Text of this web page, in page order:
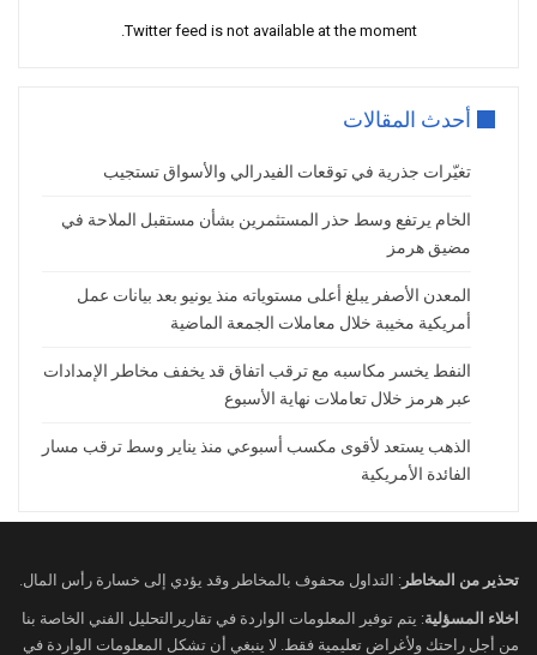
Twitter feed is not available at the moment.
أحدث المقالات
تغيّرات جذرية في توقعات الفيدرالي والأسواق تستجيب
الخام يرتفع وسط حذر المستثمرين بشأن مستقبل الملاحة في
مضيق هرمز
المعدن الأصفر يبلغ أعلى مستوياته منذ يونيو بعد بيانات عمل
أمريكية مخيبة خلال معاملات الجمعة الماضية
النفط يخسر مكاسبه مع ترقب اتفاق قد يخفف مخاطر الإمدادات
عبر هرمز خلال تعاملات نهاية الأسبوع
الذهب يستعد لأقوى مكسب أسبوعي منذ يناير وسط ترقب مسار
الفائدة الأمريكية
تحذير من المخاطر : التداول محفوف بالمخاطر وقد يؤدي إلى خسارة رأس المال.
اخلاء المسؤلية: يتم توفير المعلومات الواردة في تقاريرالتحليل الفني الخاصة بنا
من أجل راحتك ولأغراض تعليمية فقط. لا ينبغي أن تشكل المعلومات الواردة في